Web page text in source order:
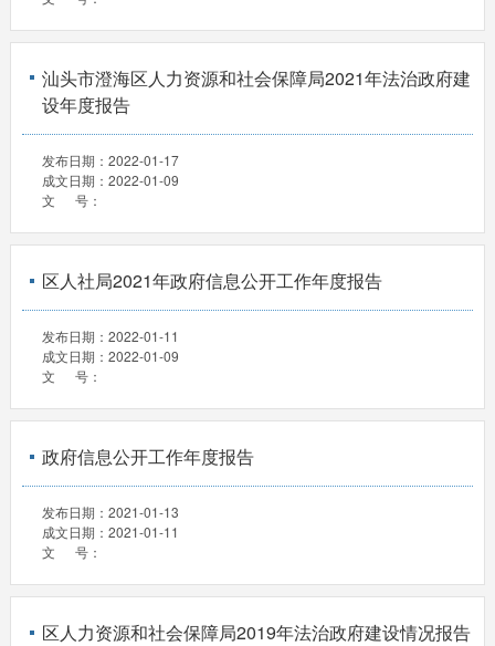
汕头市澄海区人力资源和社会保障局2021年法治政府建
设年度报告
发布日期： 2022-01-17
成文日期： 2022-01-09
文 号：
区人社局2021年政府信息公开工作年度报告
发布日期： 2022-01-11
成文日期： 2022-01-09
文 号：
政府信息公开工作年度报告
发布日期： 2021-01-13
成文日期： 2021-01-11
文 号：
区人力资源和社会保障局2019年法治政府建设情况报告